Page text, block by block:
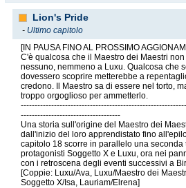
Tutte le illustrazioni delle mie storie (incluso
dalla bravissima MalakiaLaGatta!
" Awake,ariseor be for
"Destati,agisci
Lion's Pride
- Ultimo capitolo
[IN PAUSA FINO AL PROSSIMO
C'è qualcosa che il Maestro dei Maestri
nessuno, nemmeno a Luxu. Qualcosa che
dovessero scoprire metterebbe a
credono. Il Maestro sa di essere nel torto,
troppo orgoglioso per ammetterlo.
------------------------------------
Una storia sull'origine del Maestro dei
dall'inizio del loro apprendistato fino
capitolo 18 scorre in parallelo una seconda
protagonisti Soggetto X e Luxu, ora nei
con i retroscena degli eventi successivi a
[Coppie: Luxu/Ava, Luxu/Maestro dei
Soggetto X/Isa, Lauriam/Elrena]